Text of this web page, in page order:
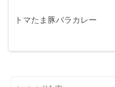
トマたま豚バラカレー